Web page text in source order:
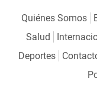
Quiénes Somos
Salud
Deportes